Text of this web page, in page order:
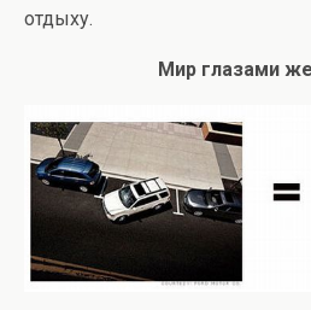
отдыху.
Мир глазами